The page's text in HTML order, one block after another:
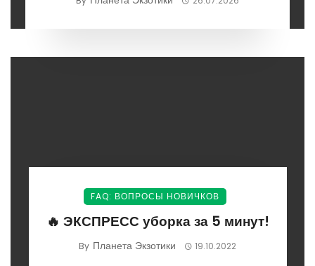
FAQ: ВОПРОСЫ НОВИЧКОВ
🔥 ЭКСПРЕСС уборка за 5 минут!
By Планета Экзотики 19.10.2022